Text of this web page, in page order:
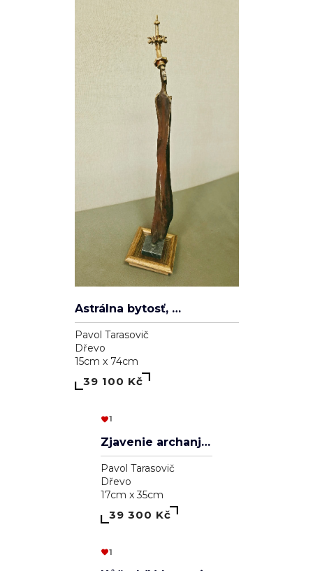
100cm x 80cm
22 000 Kč
Aleksander Veľký
Pavol Tarasovič
Dřevo